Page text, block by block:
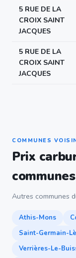
5 RUE DE LA
CROIX SAINT
JACQUES
5 RUE DE LA
CROIX SAINT
JACQUES
COMMUNES
Prix
Autres communes
Athis-Mons
Saint-Germain-
Verrières-Le-